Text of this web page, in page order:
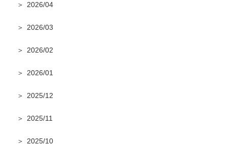
2026/04
2026/03
2026/02
2026/01
2025/12
2025/11
2025/10